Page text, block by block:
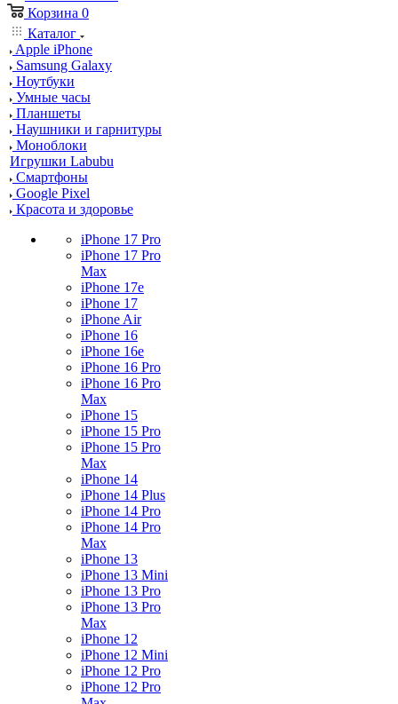
Корзина 0
Каталог
Apple iPhone
Samsung Galaxy
Ноутбуки
Умные часы
Планшеты
Наушники и гарнитуры
Моноблоки
Игрушки Labubu
Смартфоны
Google Pixel
Красота и здоровье
iPhone 17 Pro
iPhone 17 Pro
Max
iPhone 17e
iPhone 17
iPhone Air
iPhone 16
iPhone 16e
iPhone 16 Pro
iPhone 16 Pro
Max
iPhone 15
iPhone 15 Pro
iPhone 15 Pro
Max
iPhone 14
iPhone 14 Plus
iPhone 14 Pro
iPhone 14 Pro
Max
iPhone 13
iPhone 13 Mini
iPhone 13 Pro
iPhone 13 Pro
Max
iPhone 12
iPhone 12 Mini
iPhone 12 Pro
iPhone 12 Pro